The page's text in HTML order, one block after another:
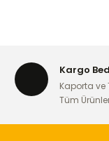
Kargo
Kaporta ve
Tüm